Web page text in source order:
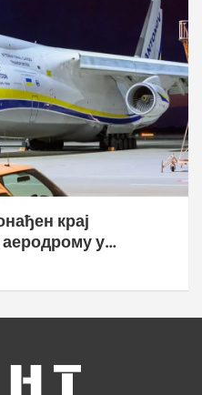
крај
аеродрому у